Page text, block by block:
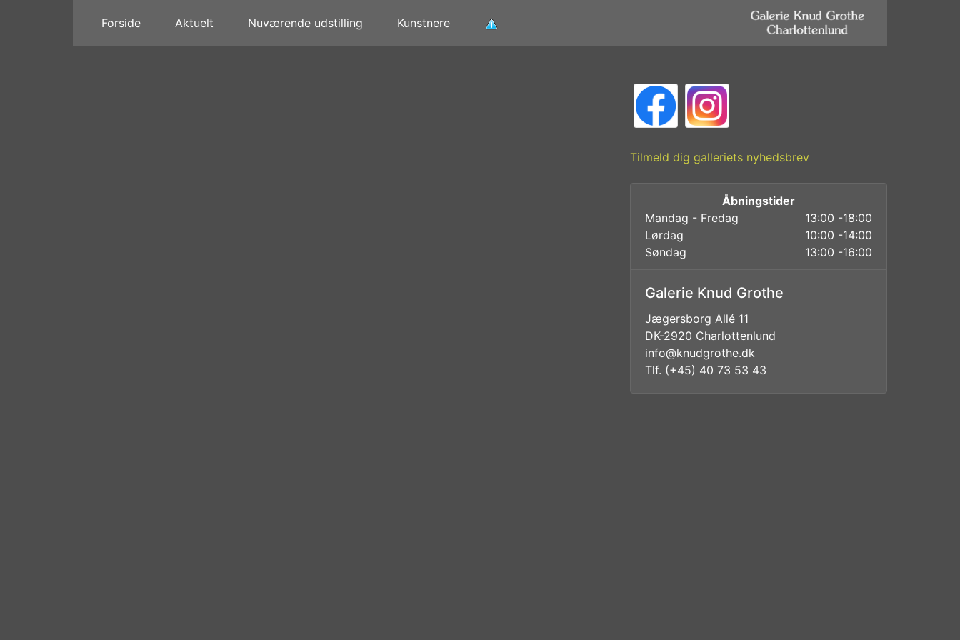
Forside Aktuelt Nuværende udstilling Kunstnere
Tilmeld dig galleriets nyhedsbrev
Åbningstider
Mandag - Fredag
13:00 -18:00
Lørdag
10:00 -14:00
Søndag
13:00 -16:00
Galerie Knud Grothe
Jægersborg Allé 11
DK-2920 Charlottenlund
info@knudgrothe.dk
Tlf. (+45) 40 73 53 43